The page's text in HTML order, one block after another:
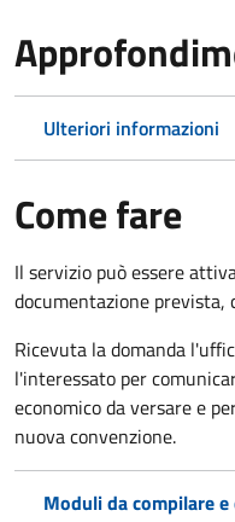
Ulteriori informazioni
Come fare
Il servizio può essere
documentazione prevista,
Ricevuta la domanda
l'interessato per
economico da versare e
nuova convenzione.
Moduli da compilare